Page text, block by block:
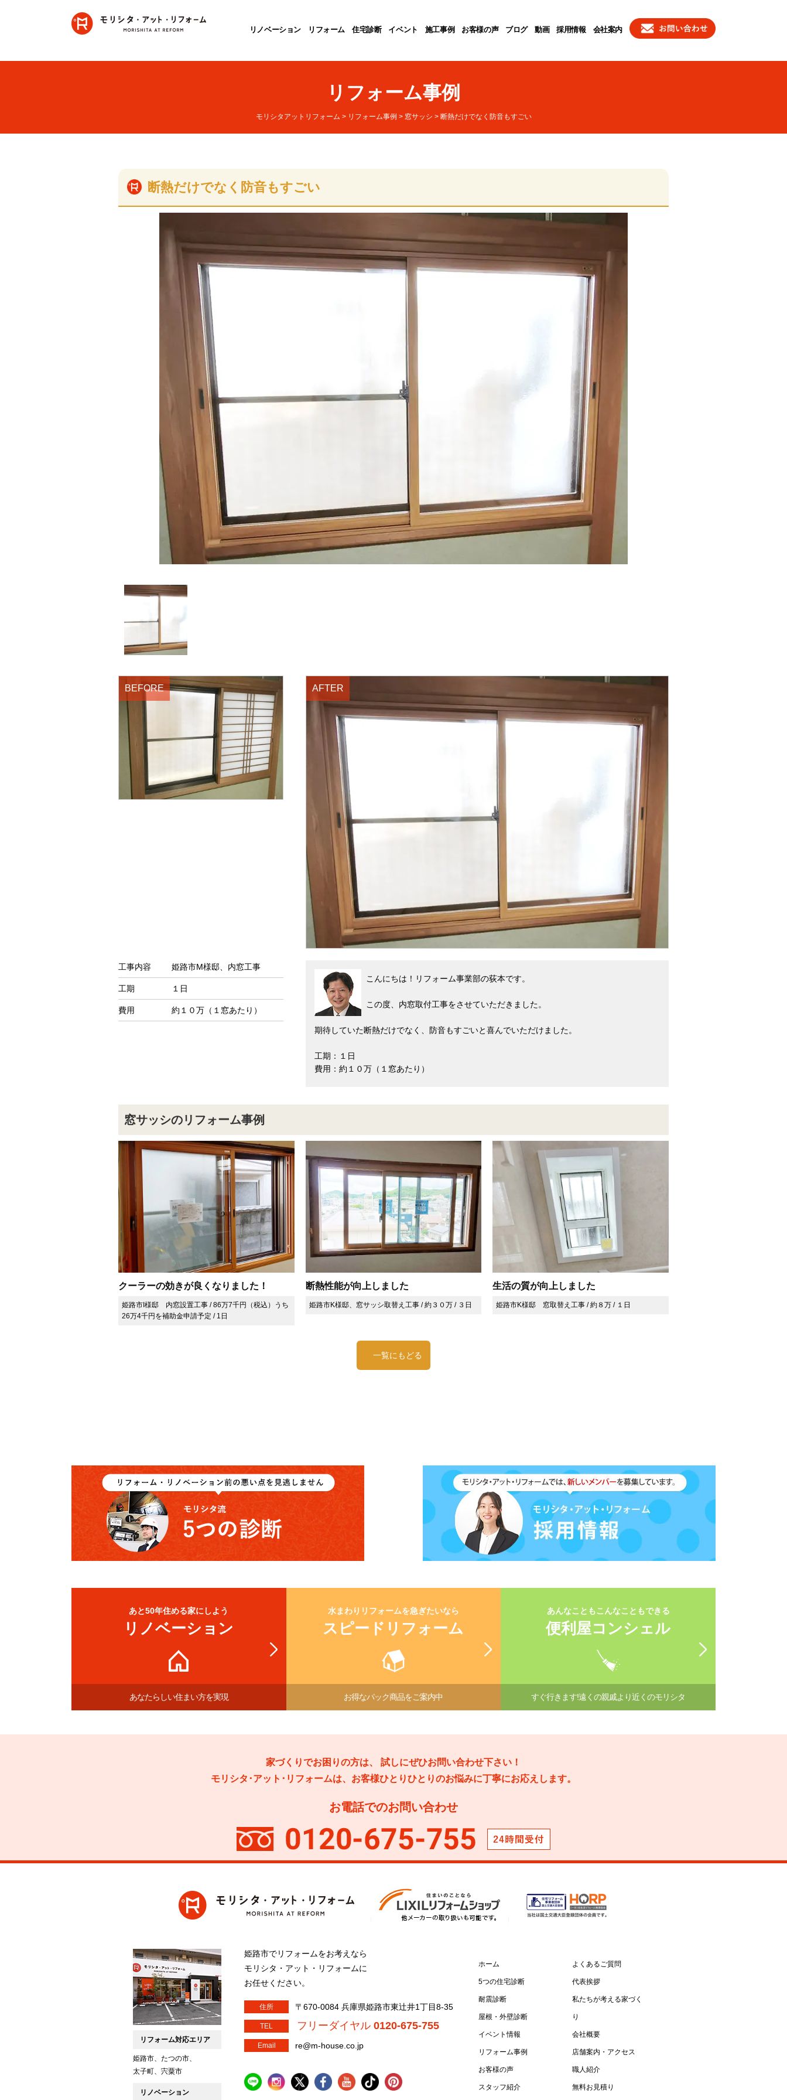
リノベーション リフォーム 住宅診断 イベント 施工事例 お客様の声 ブログ 動画 採用情報 会社案内
リフォーム事例
モリシタアットリフォーム > リフォーム事例 > 窓サッシ > 断熱だけでなく防音もすごい
断熱だけでなく防音もすごい
工事内容 姫路市M様邸、内窓工事
工期 １日
費用 約１０万（１窓あたり）
こんにちは！リフォーム事業部の荻本です。
この度、内窓取付工事をさせていただきました。
期待していた断熱だけでなく、防音もすごいと喜んでいただけました。
工期：１日
費用：約１０万（１窓あたり）
窓サッシのリフォーム事例
クーラーの効きが良くなりました！
姫路市I様邸 内窓設置工事 / 86万7千円（税込）うち
26万4千円を補助金申請予定 / 1日
断熱性能が向上しました
姫路市K様邸、窓サッシ取替え工事 / 約３０万 / ３日
生活の質が向上しました
姫路市K様邸 窓取替え工事 / 約８万 / １日
一覧にもどる
あと50年住める家にしよう
リノベーション
あなたらしい住まい方を実現
水まわりリフォームを急ぎたいなら
スピードリフォーム
お得なパック商品をご案内中
あんなこともこんなこともできる
便利屋コンシェル
すぐ行きます!遠くの親戚より近くのモリシタ
家づくりでお困りの方は、
試しにぜひお問い合わせ下さい！
モリシタ･アット･リフォームは、お客様ひとりひとりのお悩みに丁寧にお応えします。
お電話でのお問い合わせ
リフォーム対応エリア
姫路市、たつの市、
太子町、宍粟市
リノベーション
姫路市でリフォームをお考えなら
モリシタ・アット・リフォームに
お任せください。
住所 〒670-0084 兵庫県姫路市東辻井1丁目8-35
TEL フリーダイヤル 0120-675-755
Email re@m-house.co.jp
ホーム
5つの住宅診断
耐震診断
屋根・外壁診断
イベント情報
リフォーム事例
お客様の声
スタッフ紹介
よくあるご質問
代表挨拶
私たちが考える家づく
り
会社概要
店舗案内・アクセス
職人紹介
無料お見積り